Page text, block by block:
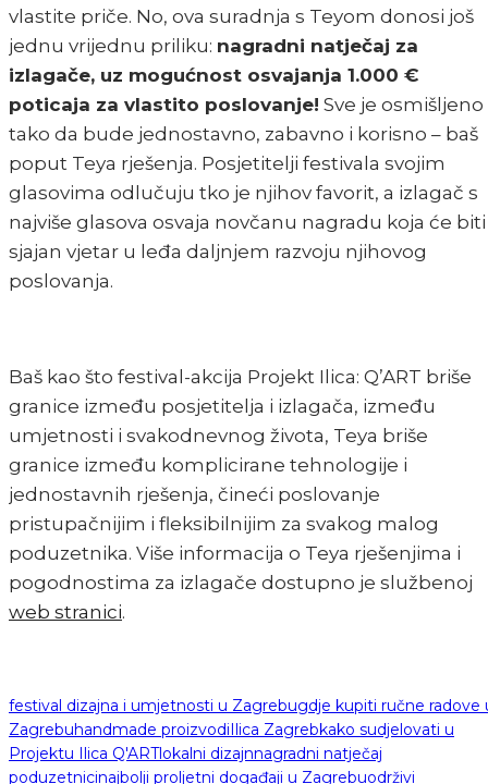
vlastite priče. No, ova suradnja s Teyom donosi još
jednu vrijednu priliku: nagradni natječaj za
izlagače, uz mogućnost osvajanja 1.000 €
poticaja za vlastito poslovanje! Sve je osmišljeno
tako da bude jednostavno, zabavno i korisno – baš
poput Teya rješenja. Posjetitelji festivala svojim
glasovima odlučuju tko je njihov favorit, a izlagač s
najviše glasova osvaja novčanu nagradu koja će biti
sjajan vjetar u leđa daljnjem razvoju njihovog
poslovanja.
Baš kao što festival-akcija Projekt Ilica: Q’ART briše
granice između posjetitelja i izlagača, između
umjetnosti i svakodnevnog života, Teya briše
granice između komplicirane tehnologije i
jednostavnih rješenja, čineći poslovanje
pristupačnijim i fleksibilnijim za svakog malog
poduzetnika. Više informacija o Teya rješenjima i
pogodnostima za izlagače dostupno je službenoj
web stranici.
festival dizajna i umjetnosti u Zagrebugdje kupiti ručne radove
Zagrebuhandmade proizvodiIlica Zagrebkako sudjelovati u
Projektu Ilica Q'ARTlokalni dizajnnagradni natječaj
poduzetnicinajbolji proljetni događaji u Zagrebuodrživi